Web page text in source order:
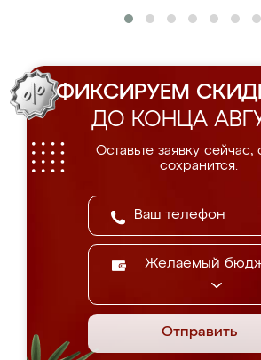
ФИКСИРУЕМ
ДО КОНЦА
Оставьте заявку сейчас,
сохранится.
Желаемый
Отправить